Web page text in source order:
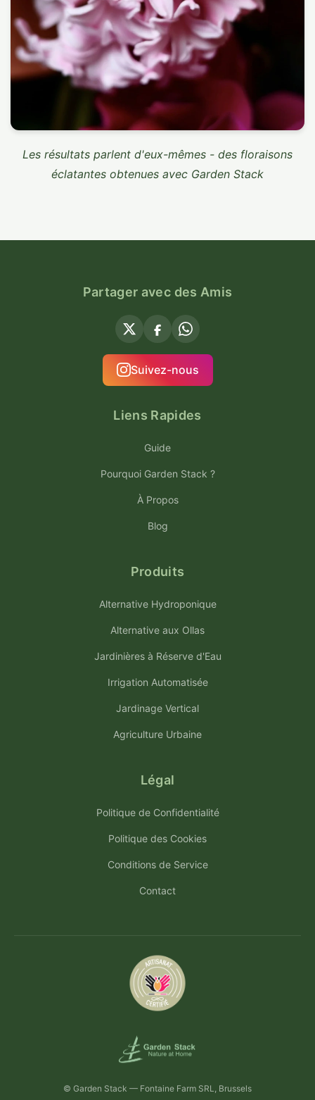
Les résultats parlent d'eux-mêmes - des floraisons
éclatantes obtenues avec Garden Stack
Partager avec des Amis
Suivez-nous
Liens Rapides
Guide
Pourquoi Garden Stack ?
À Propos
Blog
Produits
Alternative Hydroponique
Alternative aux Ollas
Jardinières à Réserve d'Eau
Irrigation Automatisée
Jardinage Vertical
Agriculture Urbaine
Légal
Politique de Confidentialité
Politique des Cookies
Conditions de Service
Contact
© Garden Stack — Fontaine Farm SRL, Brussels